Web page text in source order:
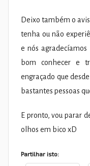
Deixo também o
tenha ou não
e nós
bom conhecer e
engraçado que
bastantes pessoas
E pronto, vou parar
olhos em bico xD
Partilhar isto: